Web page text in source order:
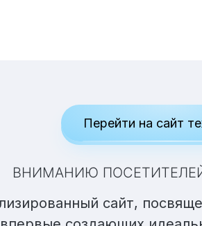
Перейти на сайт
ВНИМАНИЮ
сайт,